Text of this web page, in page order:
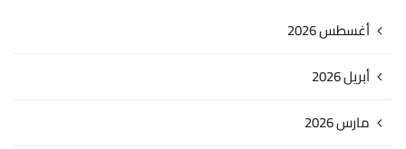
أغسطس 2026
أبريل 2026
مارس 2026